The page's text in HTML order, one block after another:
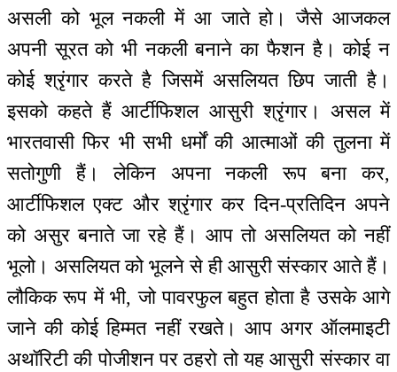
असली को भूल नकली में आ जाते हो। जैसे आजकल
अपनी सूरत को भी नकली बनाने का फैशन है। कोई न
कोई श्रृंगार करते है जिसमें असलियत छिप जाती है।
इसको कहते हैं आर्टीफिशल आसुरी श्रृंगार। असल में
भारतवासी फिर भी सभी धर्मों की आत्माओं की तुलना में
सतोगुणी हैं। लेकिन अपना नकली रूप बना कर,
आर्टीफिशल एक्ट और श्रृंगार कर दिन-प्रतिदिन अपने
को असुर बनाते जा रहे हैं। आप तो असलियत को नहीं
भूलो। असलियत को भूलने से ही आसुरी संस्कार आते हैं।
लौकिक रूप में भी, जो पावरफुल बहुत होता है उसके आगे
जाने की कोई हिम्मत नहीं रखते। आप अगर ऑलमाइटी
अथॉरिटी की पोजीशन पर ठहरो तो यह आसुरी संस्कार वा